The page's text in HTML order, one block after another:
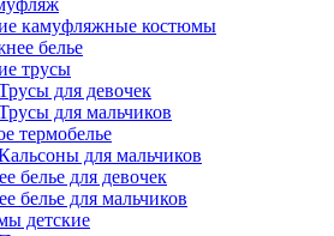
камуфляжные костюмы
белье
трусы
для девочек
для мальчиков
термобелье
для мальчиков
белье для девочек
белье для мальчиков
детские